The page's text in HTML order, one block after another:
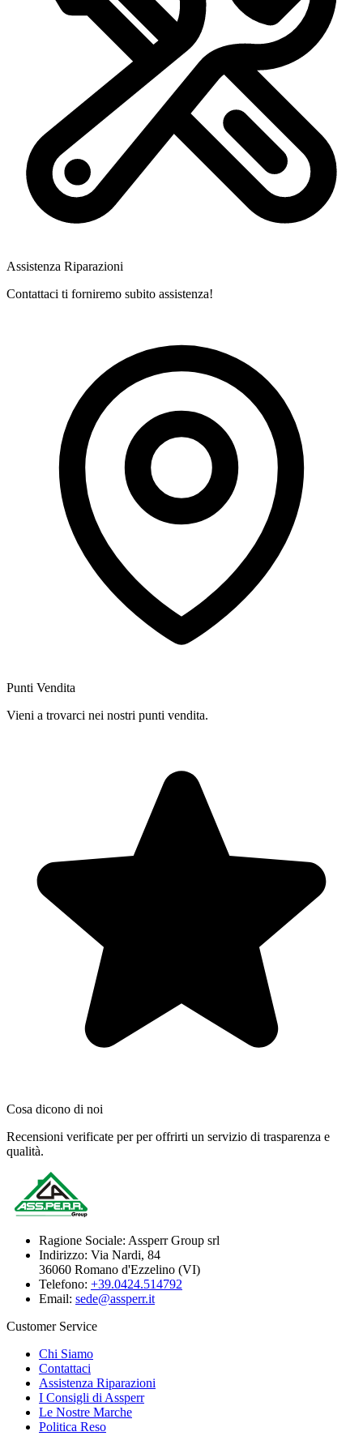
Assistenza Riparazioni
Contattaci ti forniremo subito assistenza!
Punti Vendita
Vieni a trovarci nei nostri punti vendita.
Cosa dicono di noi
Recensioni verificate per per offrirti un servizio di trasparenza e
qualità.
Ragione Sociale: Assperr Group srl
Indirizzo: Via Nardi, 84
36060 Romano d'Ezzelino (VI)
Telefono: +39.0424.514792
Email: sede@assperr.it
Customer Service
Chi Siamo
Contattaci
Assistenza Riparazioni
I Consigli di Assperr
Le Nostre Marche
Politica Reso